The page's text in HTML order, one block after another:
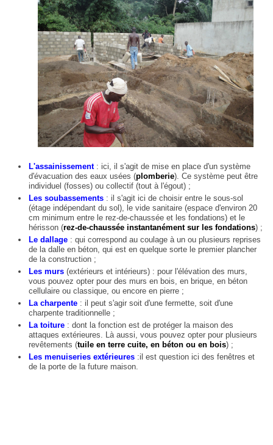
L'assainissement : ici, il s'agit de mise en place d'un système
d'évacuation des eaux usées (plomberie). Ce système peut être
individuel (fosses) ou collectif (tout à l'égout) ;
Les soubassements : il s'agit ici de choisir entre le sous-sol
(étage indépendant du sol), le vide sanitaire (espace d'environ 20
cm minimum entre le rez-de-chaussée et les fondations) et le
hérisson (rez-de-chaussée instantanément sur les fondations) ;
Le dallage : qui correspond au coulage à un ou plusieurs reprises
de la dalle en béton, qui est en quelque sorte le premier plancher
de la construction ;
Les murs (extérieurs et intérieurs) : pour l'élévation des murs,
vous pouvez opter pour des murs en bois, en brique, en béton
cellulaire ou classique, ou encore en pierre ;
La charpente : il peut s'agir soit d'une fermette, soit d'une
charpente traditionnelle ;
La toiture : dont la fonction est de protéger la maison des
attaques extérieures. Là aussi, vous pouvez opter pour plusieurs
revêtements (tuile en terre cuite, en béton ou en bois) ;
Les menuiseries extérieures :il est question ici des fenêtres et
de la porte de la future maison.